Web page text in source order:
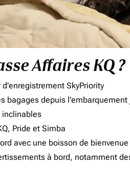
Affaires KQ ?
SkyPriority
bagages depuis l'embarquement
inclinables
Pride et Simba
avec une boisson de bienvenue
à bord, notamment